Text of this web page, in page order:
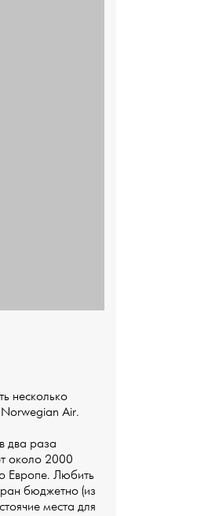
несколько
Air.
два раза
около 2000
Европе. Любить
бюджетно (из
места для